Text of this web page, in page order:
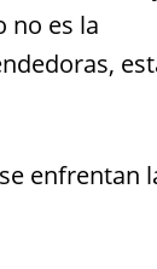
no es la
enfrentan